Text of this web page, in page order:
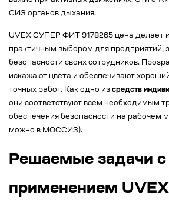
СИЗ органов дыхания.
UVEX СУПЕР ФИТ 9178265 цена делает
практичным выбором для предприятий,
безопасности своих сотрудников.
искажают цвета и обеспечивают
точных работ. Как одно из средств
они соответствуют всем необходимым
обеспечения безопасности на рабочем
можно в МОССИЗ).
Решаемые задачи с
применением